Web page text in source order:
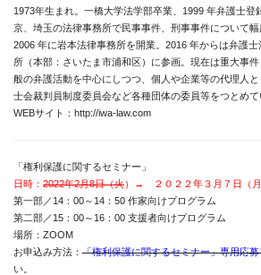
1973年生まれ。一橋大学法学部卒業、1999 年弁護士登
京、埼玉の法律事務所で民事事件、刑事事件について幅
2006 年に岩本法律事務所を開業。2016 年からは弁護
所（本部：さいたま市浦和区）に参画。現在は重大事
般の弁護活動を中心にしつつ、個人や企業等の代理人
士会裁判員制度委員会など各種団体の委員等をつとめて
WEBサイト：http://iwa-law.com
「権利保護に関するセミナー」
日時： 2022年2月8日（火）→ ２０２２年３月７日（月
第一部／14：00～14：50 作家向けプログラム
第二部／15：00～16：00 支援者向けプログラム
場所：ZOOM
お申込み方法： 「権利保護に関するセミナー」専用応
い。